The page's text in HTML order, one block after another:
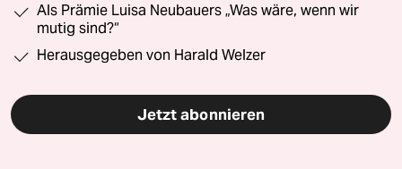
Als Prämie Luisa Neubauers „Was wäre, wenn wir
mutig sind?“
Herausgegeben von Harald Welzer
Jetzt abonnieren